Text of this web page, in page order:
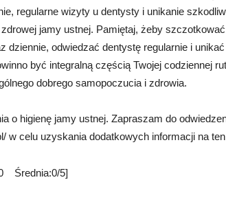
regularne wizyty u dentysty i unikanie
jamy ustnej. Pamiętaj, żeby
dziennie, odwiedzać dentystę regularnie i
być integralną częścią Twojej codziennej
dobrego samopoczucia i zdrowia.
o higienę jamy ustnej. Zapraszam do
w celu uzyskania dodatkowych informacji na
Średnia:0/5]